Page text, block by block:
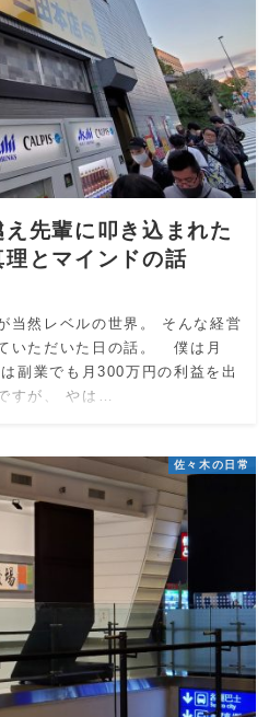
先輩に叩き込まれた
とマインドの話
当然レベルの世界。 そんな経営
いただいた日の話。 僕は月
副業でも月300万円の利益を出
すが、 やは…
佐々木の日常